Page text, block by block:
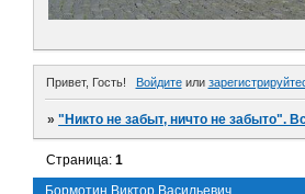
Привет, Гость! Войдитеили
»"Никто не забыт, ничто не забыто".
Страница:1